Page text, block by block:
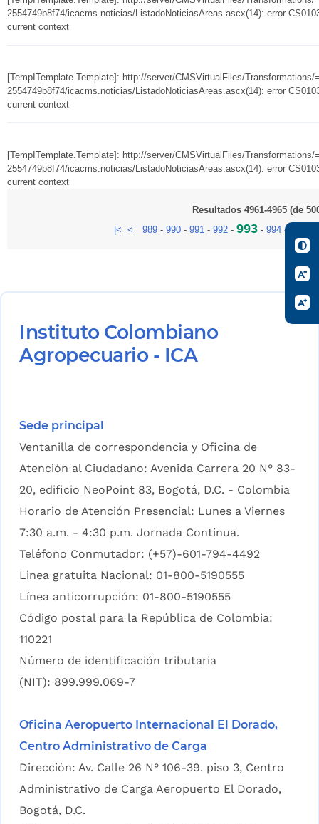
2554749b8f74/icacms.noticias/ListadoNoticiasAreas.ascx(14): error
current context
[TempITemplate.Template]: http://server/CMSVirtualFiles/Transformations/
2554749b8f74/icacms.noticias/ListadoNoticiasAreas.ascx(14): error
current context
[TempITemplate.Template]: http://server/CMSVirtualFiles/Transformations/
2554749b8f74/icacms.noticias/ListadoNoticiasAreas.ascx(14): error
current context
Resultados 4961-4965 (de
|< < 989 - 990 - 991 - 992 - 993 - 994 -
Instituto Colombiano
Agropecuario - ICA
Sede principal
Ventanilla de correspondencia y Oficina de
Atención al Ciudadano: Avenida Carrera 20 N° 83-
20, edificio NeoPoint 83, Bogotá, D.C. - Colombia
Horario de Atención Presencial: Lunes a Viernes
7:30 a.m. - 4:30 p.m. Jornada Continua.
Teléfono Conmutador: (+57)-601-794-4492
Linea gratuita Nacional: 01-800-5190555
Línea anticorrupción: 01-800-5190555
Código postal para la República de Colombia:
110221
Número de identificación tributaria
(NIT): 899.999.069-7
Oficina Aeropuerto Internacional El Dorado,
Centro Administrativo de Carga
Dirección: Av. Calle 26 N° 106-39. piso 3, Centro
Administrativo de Carga Aeropuerto El Dorado,
Bogotá, D.C.